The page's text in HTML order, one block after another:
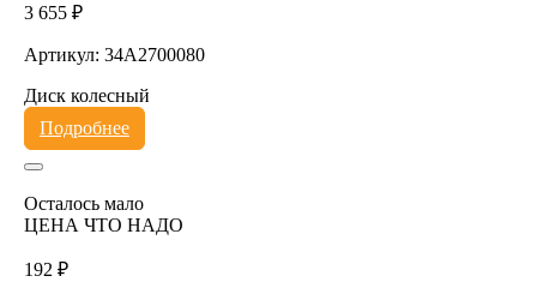
3 655 ₽
Артикул: 34A2700080
Диск колесный
Подробнее
Осталось мало
ЦЕНА ЧТО НАДО
192 ₽